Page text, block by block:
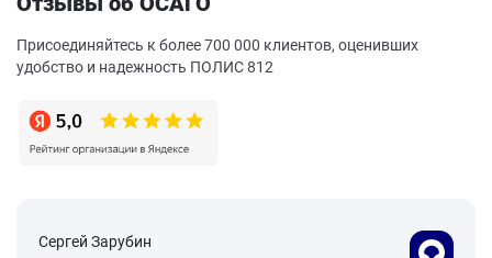
Присоединяйтесь к более 700 000 клиентов, оценивших
удобство и надежность ПОЛИС 812
Сергей Зарубин